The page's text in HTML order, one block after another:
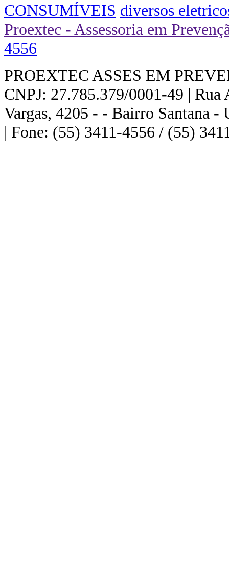
CONSUMÍVEIS diversos
Proextec - Assessoria em
4556
PROEXTEC ASSES EM
CNPJ: 27.785.379/0001-49 |
Vargas, 4205 - - Bairro Santana
| Fone: (55) 3411-4556 / (55)